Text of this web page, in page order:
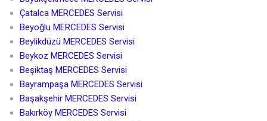
Çatalca MERCEDES Servisi
Beyoğlu MERCEDES Servisi
Beylikdüzü MERCEDES Servisi
Beykoz MERCEDES Servisi
Beşiktaş MERCEDES Servisi
Bayrampaşa MERCEDES Servisi
Başakşehir MERCEDES Servisi
Bakırköy MERCEDES Servisi